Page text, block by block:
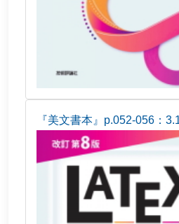
『美文書本』p.052-056：